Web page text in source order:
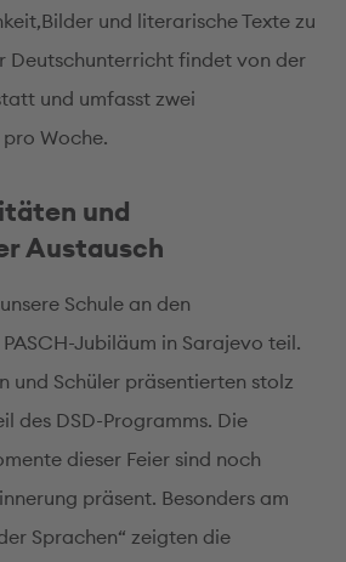
und literarische Texte zu
Deutschunterricht findet von der
und umfasst zwei
Woche.
und
Austausch
Schule an den
Jubiläum in Sarajevo teil.
und Schüler präsentierten stolz
des DSD-Programms. Die
dieser Feier sind noch
präsent. Besonders am
Sprachen“ zeigten die